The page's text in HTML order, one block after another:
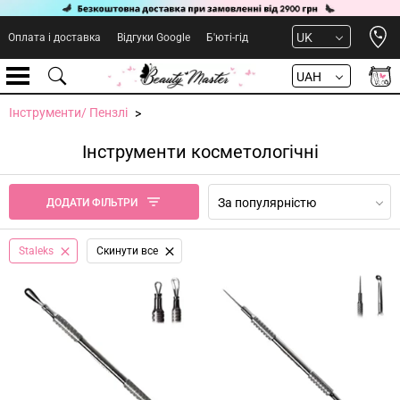
Оплата і доставка Відгуки Google Б'юті-гід UK
UAH
Інструменти/ Пензлі
Інструменти косметологічні
ДОДАТИ ФІЛЬТРИ За популярністю
Staleks Cкинути все